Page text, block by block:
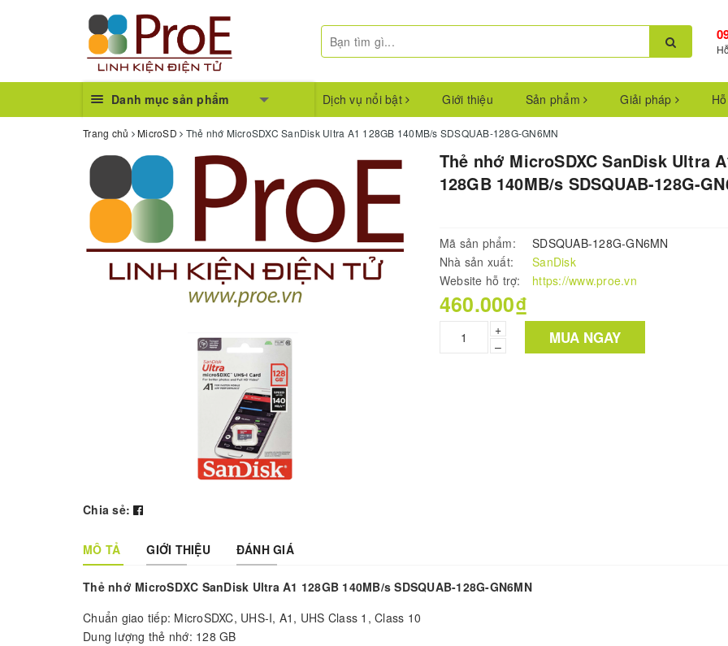
Danh mục sản phẩm Dịch vụ nổi bật Giới thiệu Sản phẩm Giải pháp
Trang chủ MicroSD Thẻ nhớ MicroSDXC SanDisk Ultra A1 128GB 140MB/s SDSQUAB-128G-GN6MN
Chia sẻ:
Thẻ nhớ MicroSDXC SanDisk Ultra
128GB 140MB/s SDSQUAB-128G-
Mã sản phẩm:
SDSQUAB-128G-GN6MN
Nhà sản xuất:
SanDisk
Website hỗ trợ:
https://www.proe.vn
460.000₫
+
–
MUA NGAY
MÔ TẢ GIỚI THIỆU ĐÁNH GIÁ
Thẻ nhớ MicroSDXC SanDisk Ultra A1 128GB 140MB/s SDSQUAB-128G-GN6MN
Chuẩn giao tiếp: MicroSDXC, UHS-I, A1, UHS Class 1, Class 10
Dung lượng thẻ nhớ: 128 GB